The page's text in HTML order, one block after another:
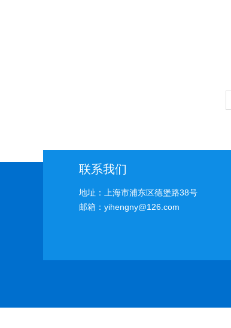
联系我们
地址：上海市浦东区德堡路38号
邮箱：yihengny@126.com